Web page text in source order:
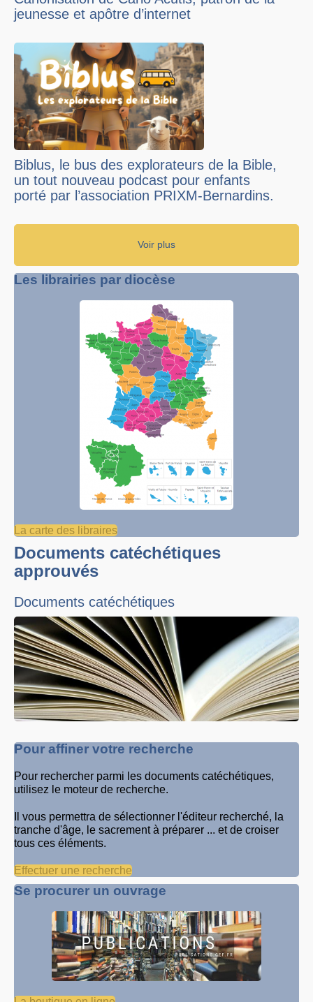
jeunesse et apôtre d’internet
Biblus, le bus des explorateurs de la Bible,
un tout nouveau podcast pour enfants
porté par l’association PRIXM-Bernardins.
Voir plus
Les librairies par diocèse
La carte des libraires
Documents catéchétiques
approuvés
Documents catéchétiques
Pour affiner votre recherche
Pour rechercher parmi les documents catéchétiques,
utilisez le moteur de recherche.
Il vous permettra de sélectionner l'éditeur recherché, la
tranche d'âge, le sacrement à préparer ... et de croiser
tous ces éléments.
Effectuer une recherche
Se procurer un ouvrage